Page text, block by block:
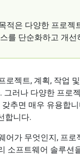
적은 다양한 프로
를 단순화하고 개
로젝트, 계획, 작업
러나 다양한 프로
추면 매우 유용합
합니다.
어가 무엇인지, 프
소프트웨어 솔루션